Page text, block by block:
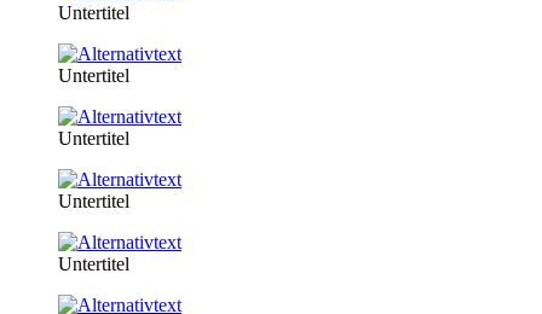
Untertitel
Untertitel
Untertitel
Untertitel
Untertitel